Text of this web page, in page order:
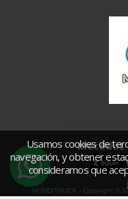
Métodos
MUNDITRUCK - Copyright ©
Usamos cookies de
navegación, y obtener
consideramos que